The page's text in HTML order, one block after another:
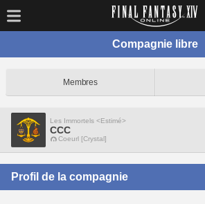
Compagnie libre
Membres
Les Immortels <Estimé>
CCC
Coeurl [Crystal]
Profil de la compagnie